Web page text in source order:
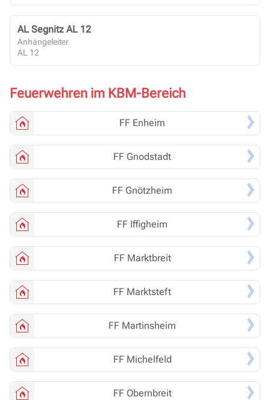
AL Segnitz AL 12
Anhängeleiter
AL 12
Feuerwehren im KBM-Bereich
FF Enheim
FF Gnodstadt
FF Gnötzheim
FF Iffigheim
FF Marktbreit
FF Marktsteft
FF Martinsheim
FF Michelfeld
FF Obernbreit